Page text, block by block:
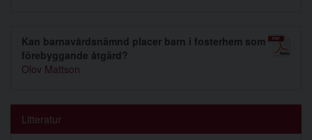
Kan barnavårdsnämnd placer barn i fosterhem som
förebyggande åtgärd?
Olov Mattson
Litteratur